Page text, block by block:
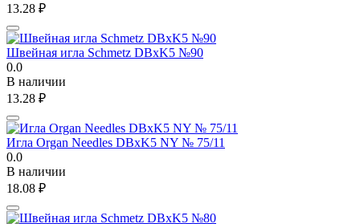
13.28 ₽
Швейная игла Schmetz DBxK5 №90
0.0
В наличии
13.28 ₽
Игла Organ Needles DBxK5 NY № 75/11
0.0
В наличии
18.08 ₽